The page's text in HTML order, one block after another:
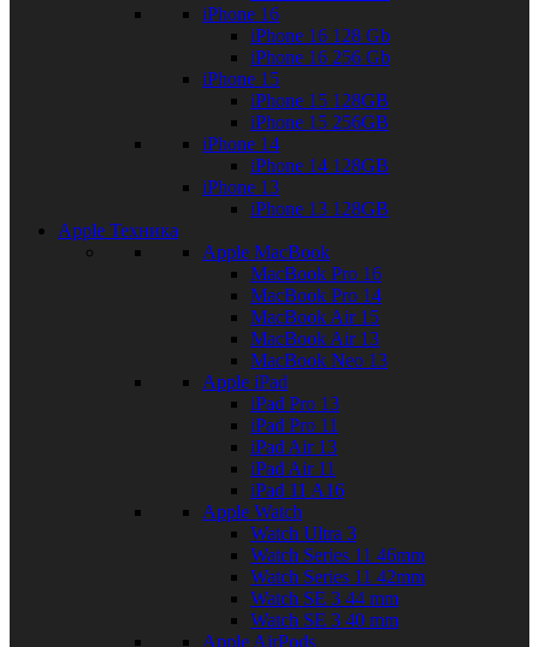
iPhone 16
iPhone 16 128 Gb
iPhone 16 256 Gb
iPhone 15
iPhone 15 128GB
iPhone 15 256GB
iPhone 14
iPhone 14 128GB
iPhone 13
iPhone 13 128GB
Apple Техника
Apple MacBook
MacBook Pro 16
MacBook Pro 14
MacBook Air 15
MacBook Air 13
MacBook Neo 13
Apple iPad
iPad Pro 13
iPad Pro 11
iPad Air 13
iPad Air 11
iPad 11 A16
Apple Watch
Watch Ultra 3
Watch Series 11 46mm
Watch Series 11 42mm
Watch SE 3 44 mm
Watch SE 3 40 mm
Apple AirPods